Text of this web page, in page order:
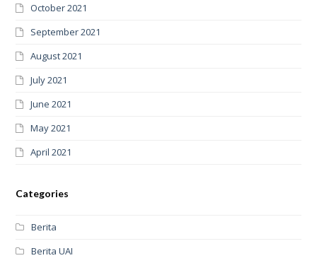
October 2021
September 2021
August 2021
July 2021
June 2021
May 2021
April 2021
Categories
Berita
Berita UAI